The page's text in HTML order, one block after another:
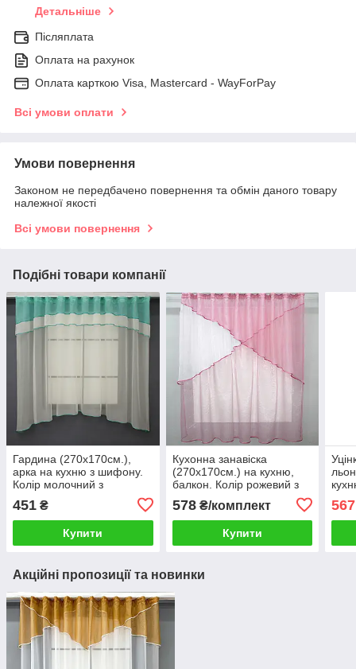
Детальніше
Післяплата
Оплата на рахунок
Оплата карткою Visa, Mastercard - WayForPay
Всі умови оплати
Умови повернення
Законом не передбачено повернення та обмін даного товару
належної якості
Всі умови повернення
Подібні товари компанії
Гардина (270х170см.),
арка на кухню з шифону.
Колір молочний з
бірюзовим. Код 036к 52-
0855
451 ₴
Купити
Кухонна занавіска
(270х170см.) на кухню,
балкон. Колір рожевий з
578₴/комплект
Купити
018
567
Акційні пропозиції та новинки